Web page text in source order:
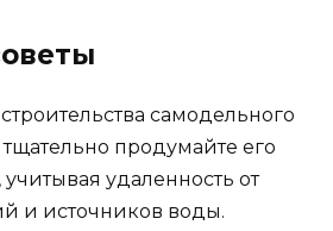
самодельного
тщательно продумайте его
удаленность от
и источников воды.